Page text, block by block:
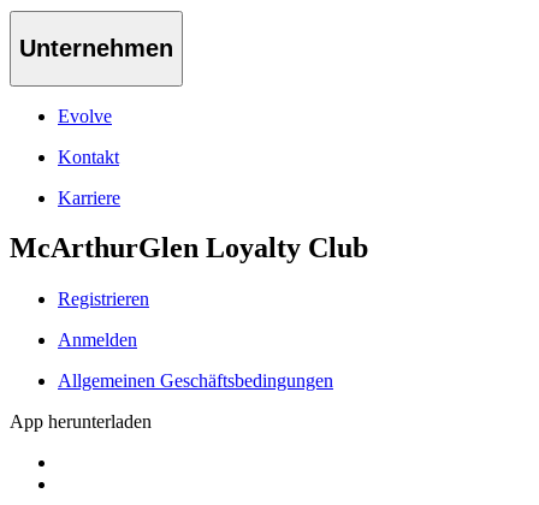
Unternehmen
Evolve
Kontakt
Karriere
McArthurGlen Loyalty Club
Registrieren
Anmelden
Allgemeinen Geschäftsbedingungen
App herunterladen